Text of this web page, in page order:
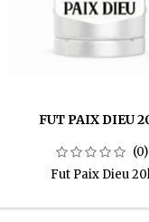
FUT PAIX DIEU
(0)
Fut Paix Dieu